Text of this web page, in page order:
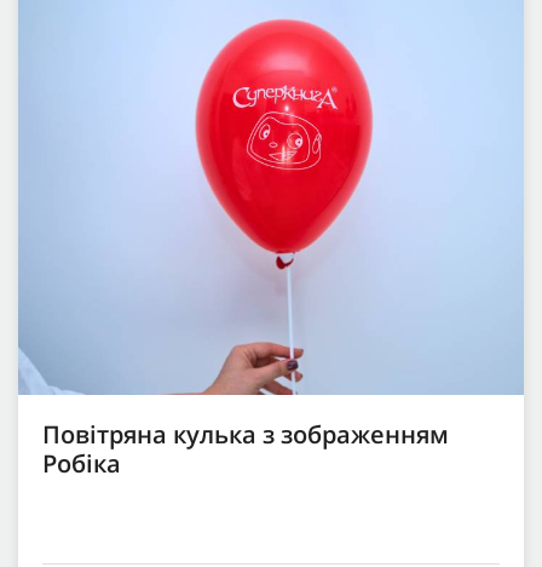
Повітряна кулька з зображенням
Робіка